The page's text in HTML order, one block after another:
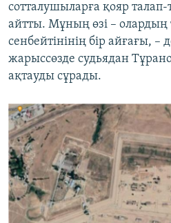
сотталушыларға қояр талап-
айтты. Мұның өзі – олардың
сенбейтінінің бір айғағы, –
жарыссөзде судьядан
ақтауды сұрады.